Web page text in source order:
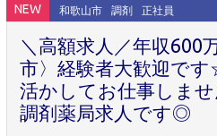
NEW 和歌山市 調剤 正社員
＼高額求人／年収600
市〉経験者大歓迎で
活かしてお仕事しませ
調剤薬局求人です◎